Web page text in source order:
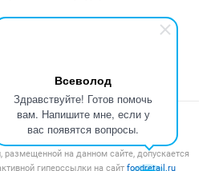
Всеволод
Здравствуйте! Готов помочь
вам. Напишите мне, если у
вас появятся вопросы.
объявлений
право, логотипы
ООО “М16.Тех”.
на данном сайте, допускается
гиперссылки на сайт foodretail.ru